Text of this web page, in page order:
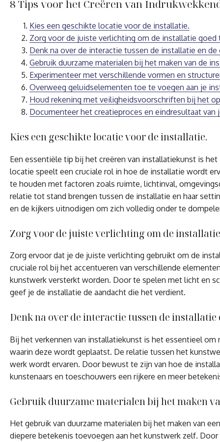
8 Tips voor het Creëren van
Kies een geschikte locatie voor de installatie.
Zorg voor de juiste verlichting om de installatie
Denk na over de interactie tussen de installatie en de
Gebruik duurzame materialen bij het maken van de
Experimenteer met verschillende vormen en
Overweeg geluidselementen toe te voegen aan je
Houd rekening met veiligheidsvoorschriften bij het
Documenteer het creatieproces en eindresultaat
Kies een geschikte locatie voor de installatie.
Een essentiële tip bij het creëren van installatiekunst is
locatie speelt een cruciale rol in hoe de installatie wordt
te houden met factoren zoals ruimte, lichtinval,
relatie tot stand brengen tussen de installatie en haar
en de kijkers uitnodigen om zich volledig onder te
Zorg voor de juiste verlichting om de
Zorg ervoor dat je de juiste verlichting gebruikt om de
cruciale rol bij het accentueren van verschillende
kunstwerk versterkt worden. Door te spelen met licht en
geef je de installatie de aandacht die het verdient.
Denk na over de interactie tussen de installatie
Bij het verkennen van installatiekunst is het essentieel
waarin deze wordt geplaatst. De relatie tussen het
werk wordt ervaren. Door bewust te zijn van hoe de
kunstenaars en toeschouwers een rijkere en meer
Gebruik duurzame materialen bij het maken
Het gebruik van duurzame materialen bij het maken van
diepere betekenis toevoegen aan het kunstwerk zelf.